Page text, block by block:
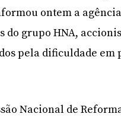
ontem a
do grupo HNA,
pela dificuldade
Nacional de